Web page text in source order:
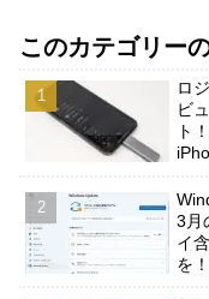
このカテゴリー
ロ
ビ
ト
3月
イ
を！